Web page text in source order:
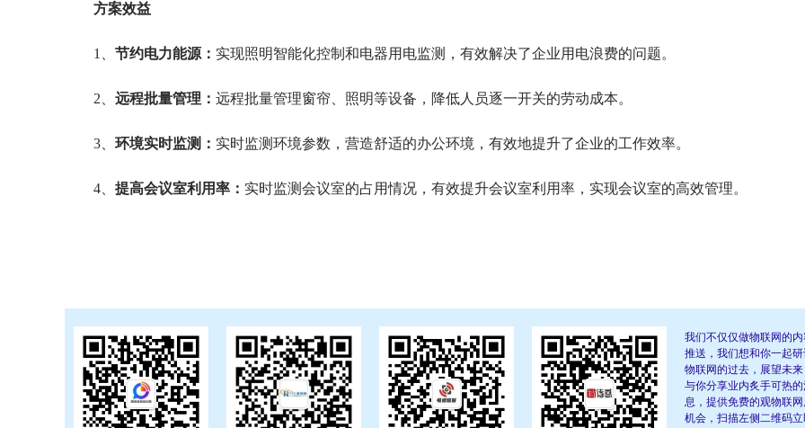
方案效益
1、 节约电力能源： 实现照明智能化控制和电器用电监测，有效解决了企业用电浪费的问题。
2、 远程批量管理： 远程批量管理窗帘、照明等设备，降低人员逐一开关的劳动成本。
3、 环境实时监测： 实时监测环境参数，营造舒适的办公环境，有效地提升了企业的工作效率。
4、 提高会议室利用率： 实时监测会议室的占用情况，有效提升会议室利用率，实现会议室的高效管理。
我们不仅仅做物联网的
推送，我们想和你一起
物联网的过去，展望未来
与你分享业内炙手可热
息，提供免费的观物联网
机会，扫描左侧二维码立